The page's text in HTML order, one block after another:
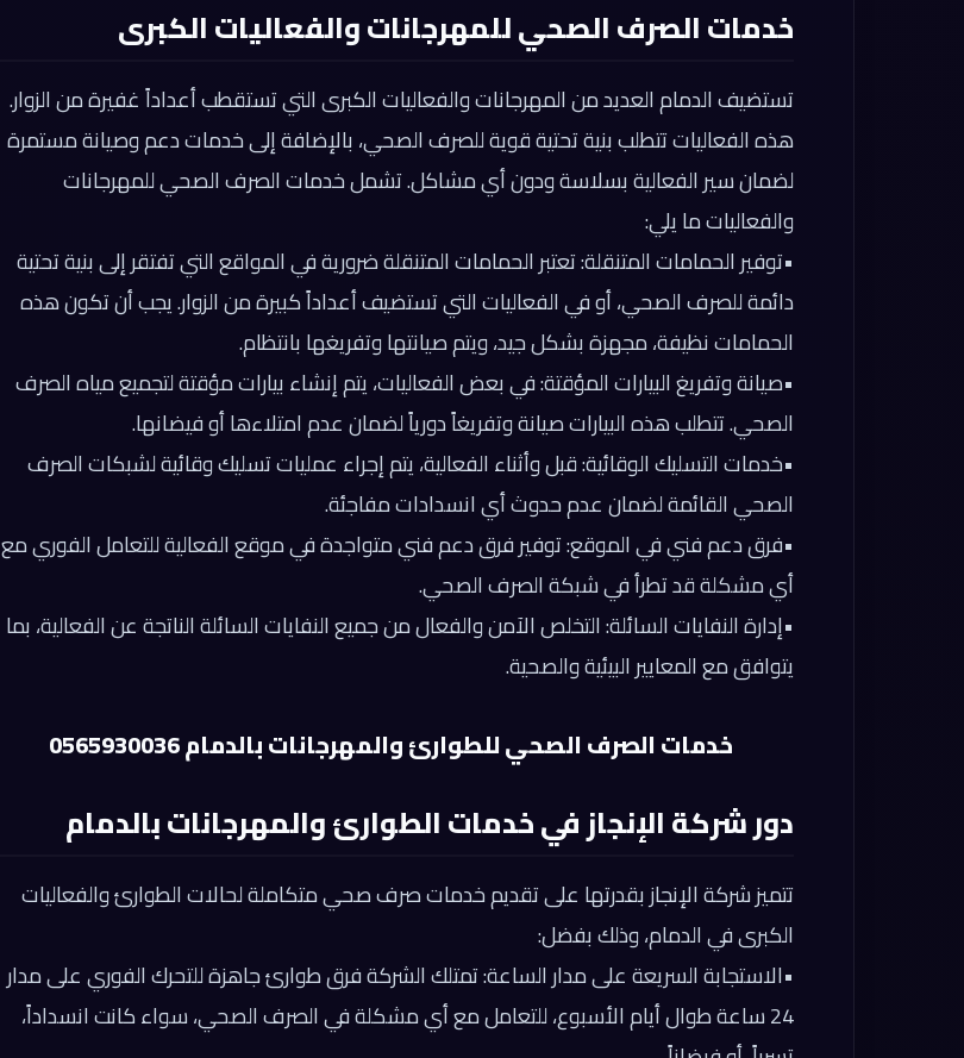
خدمات الصرف الصحي للمهرجانات والفعاليات الكبرى
تستضيف الدمام العديد من المهرجانات والفعاليات الكبرى التي تستقطب أعداداً غفيرة من الزوار.
هذه الفعاليات تتطلب بنية تحتية قوية للصرف الصحي، بالإضافة إلى خدمات دعم وصيانة مستمرة
لضمان سير الفعالية بسلاسة ودون أي مشاكل. تشمل خدمات الصرف الصحي للمهرجانات
والفعاليات ما يلي:
•توفير الحمامات المتنقلة:تعتبر الحمامات المتنقلة ضرورية في المواقع التي تفتقر إلى بنية تحتية
دائمة للصرف الصحي، أو في الفعاليات التي تستضيف أعداداً كبيرة من الزوار. يجب أن تكون هذه
الحمامات نظيفة، مجهزة بشكل جيد، ويتم صيانتها وتفريغها بانتظام.
•صيانة وتفريغ البيارات المؤقتة:في بعض الفعاليات، يتم إنشاء بيارات مؤقتة لتجميع مياه الصرف
الصحي. تتطلب هذه البيارات صيانة وتفريغاً دورياً لضمان عدم امتلاءها أو فيضانها.
•خدمات التسليك الوقائية:قبل وأثناء الفعالية، يتم إجراء عمليات تسليك وقائية لشبكات الصرف
الصحي القائمة لضمان عدم حدوث أي انسدادات مفاجئة.
•فرق دعم فني في الموقع:توفير فرق دعم فني متواجدة في موقع الفعالية للتعامل الفوري مع
أي مشكلة قد تطرأ في شبكة الصرف الصحي.
•إدارة النفايات السائلة:التخلص الآمن والفعال من جميع النفايات السائلة الناتجة عن الفعالية، بما
يتوافق مع المعايير البيئية والصحية.
خدمات الصرف الصحي للطوارئ والمهرجانات بالدمام 0565930036
دور شركة الإنجاز في خدمات الطوارئ والمهرجانات بالدمام
تتميز شركة الإنجاز بقدرتها على تقديم خدمات صرف صحي متكاملة لحالات الطوارئ والفعاليات
الكبرى في الدمام، وذلك بفضل:
•الاستجابة السريعة على مدار الساعة:تمتلك الشركة فرق طوارئ جاهزة للتحرك الفوري على مدار
24 ساعة طوال أيام الأسبوع، للتعامل مع أي مشكلة في الصرف الصحي، سواء كانت انسداداً،